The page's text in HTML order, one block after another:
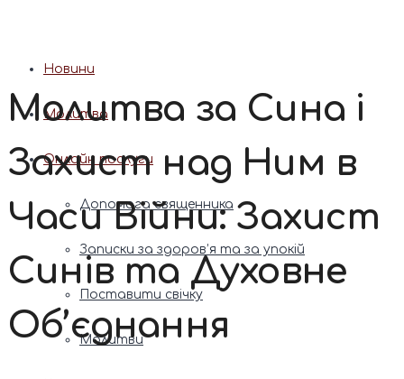
Новини
Молитва
Онлайн послуги
Допомога священника
Записки за здоров’я та за упокій
Поставити свічку
Молитви
Молитва за Сина і
Захист над Ним в
Часи Війни: Захист
Синів та Духовне
Об’єднання